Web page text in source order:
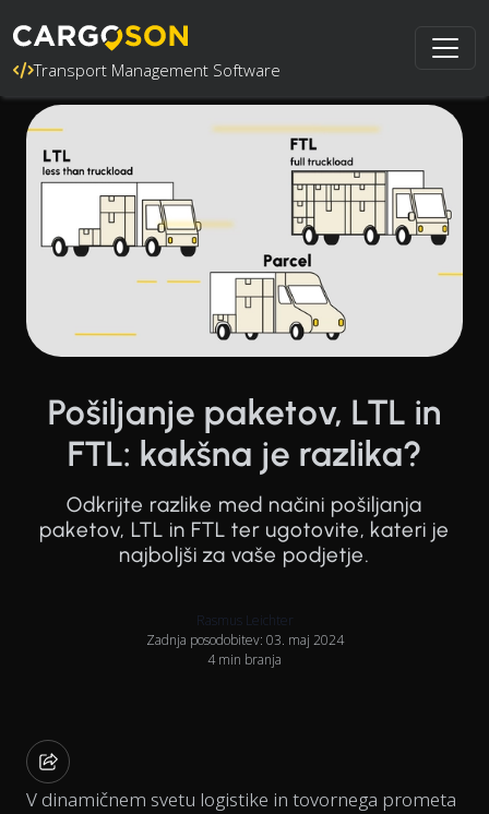
Transport Management Software
Pošiljanje paketov, LTL in
FTL: kakšna je razlika?
Odkrijte razlike med načini pošiljanja
paketov, LTL in FTL ter ugotovite, kateri je
najboljši za vaše podjetje.
Rasmus Leichter
Zadnja posodobitev: 03. maj 2024
4 min branja
V dinamičnem svetu logistike in tovornega prometa